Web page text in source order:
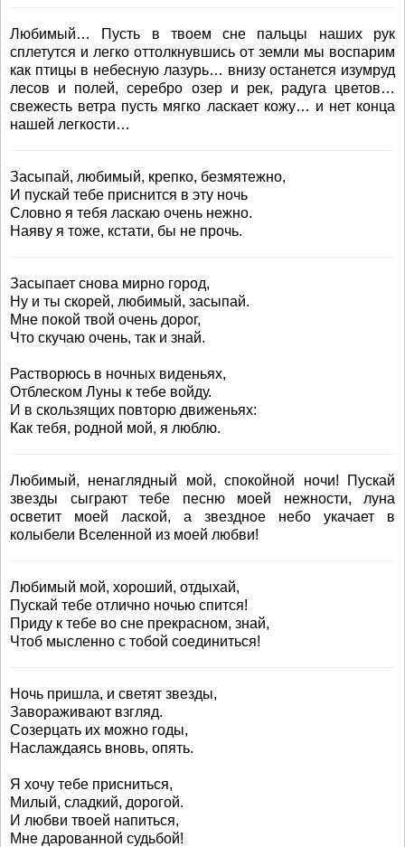
Любимый… Пусть в твоем сне пальцы наших рук
сплетутся и легко оттолкнувшись от земли мы воспарим
как птицы в небесную лазурь… внизу останется изумруд
лесов и полей, серебро озер и рек, радуга цветов…
свежесть ветра пусть мягко ласкает кожу… и нет конца
нашей легкости…
Засыпай, любимый, крепко, безмятежно,
И пускай тебе приснится в эту ночь
Словно я тебя ласкаю очень нежно.
Наяву я тоже, кстати, бы не прочь.
Засыпает снова мирно город,
Ну и ты скорей, любимый, засыпай.
Мне покой твой очень дорог,
Что скучаю очень, так и знай.
Растворюсь в ночных виденьях,
Отблеском Луны к тебе войду.
И в скользящих повторю движеньях:
Как тебя, родной мой, я люблю.
Любимый, ненаглядный мой, спокойной ночи! Пускай
звезды сыграют тебе песню моей нежности, луна
осветит моей лаской, а звездное небо укачает в
колыбели Вселенной из моей любви!
Любимый мой, хороший, отдыхай,
Пускай тебе отлично ночью спится!
Приду к тебе во сне прекрасном, знай,
Чтоб мысленно с тобой соединиться!
Ночь пришла, и светят звезды,
Завораживают взгляд.
Созерцать их можно годы,
Наслаждаясь вновь, опять.
Я хочу тебе присниться,
Милый, сладкий, дорогой.
И любви твоей напиться,
Мне дарованной судьбой!